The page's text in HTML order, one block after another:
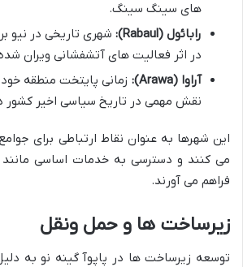
های سینگ سینگ.
رابائول (Rabaul):
شهری تاریخی در نیو
در اثر فعالیت های آتشفشانی ویران
آراوا (Arawa):
زمانی پایتخت منطقه
نقش مهمی در تاریخ سیاسی اخیر کشور
این شهرها به عنوان نقاط ارتباطی برای
می کنند و دسترسی به خدمات اساسی
فراهم می آورند.
زیرساخت ها و حمل ونقل
توسعه زیرساخت ها در پاپوآ گینه نو به